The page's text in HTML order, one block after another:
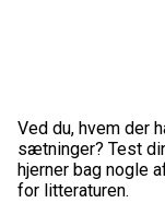
Ved du, hvem der
sætninger? Test
hjerner bag nogle
for litteraturen.